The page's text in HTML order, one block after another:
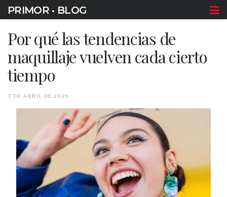
PRIMOR • BLOG
Por qué las tendencias de
maquillaje vuelven cada cierto
tiempo
3 DE ABRIL DE 2026